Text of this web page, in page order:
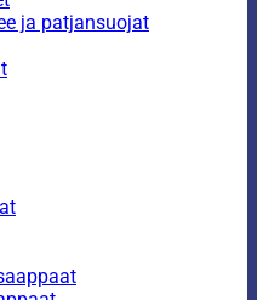
ja patjansuojat